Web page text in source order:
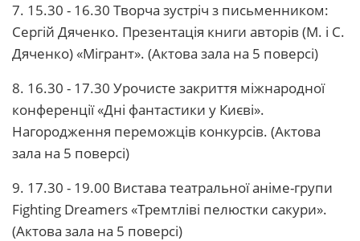
7. 15.30 - 16.30 Творча зустріч з письменником:
Сергій Дяченко. Презентація книги авторів (М. і С.
Дяченко) «Мігрант». (Актова зала на 5 поверсі)
8. 16.30 - 17.30 Урочисте закриття міжнародної
конференції «Дні фантастики у Києві».
Нагородження переможців конкурсів. (Актова
зала на 5 поверсі)
9. 17.30 - 19.00 Вистава театральної аніме-групи
Fighting Dreamers «Тремтліві пелюстки сакури».
(Актова зала на 5 поверсі)